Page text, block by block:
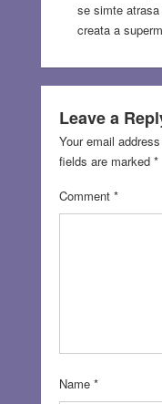
se simte
creata a
Leave a
Your email
fields are marked *
Comment *
Name *